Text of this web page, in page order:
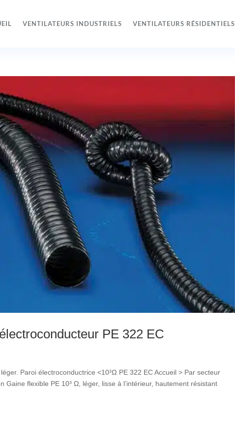
VENTILATEURS INDUSTRIELS VENTILATEURS RÉSIDENTIELS
PE 322 EC
Paroi électroconductrice <10³Ω PE 322 EC Accueil > Par secteur
Gaine flexible PE 10³ Ω, léger, lisse à l’intérieur, hautement résistant